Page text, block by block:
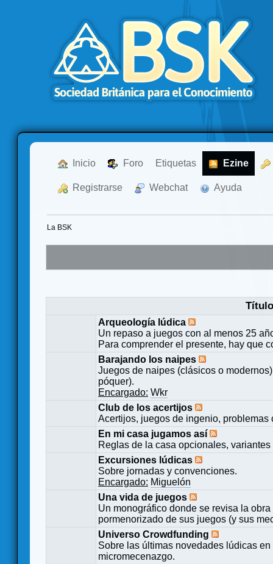
Inicio Foro Etiquetas Ezine
Registrarse Webchat Ayuda
La BSK
Título
Arqueología lúdica
Un repaso a juegos con al menos 25
Para comprender el presente, hay que
Barajando los naipes
Juegos de naipes (clásicos o
póquer).
Encargado: Wkr
Club de los acertijos
Acertijos, juegos de ingenio,
En mi casa jugamos así
Reglas de la casa opcionales,
Excursiones lúdicas
Sobre jornadas y convenciones.
Encargado: Miguelón
Una vida de juegos
Un monográfico donde se revisa la
pormenorizado de sus juegos (y sus
Universo Crowdfunding
Sobre las últimas novedades lúdicas
micromecenazgo.